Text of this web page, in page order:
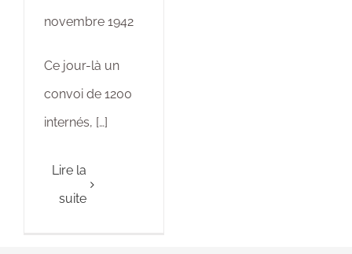
novembre 1942
Ce jour-là un
convoi de 1200
internés, […]
Lire la
suite